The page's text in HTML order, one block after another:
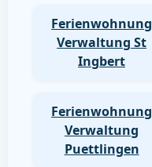
Ferienwohnung
Verwaltung St
Ingbert
Ferienwohnung
Verwaltung
Puettlingen